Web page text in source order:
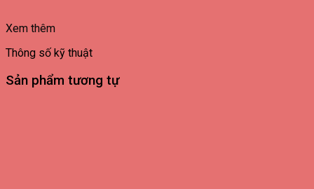
Xem thêm
Thông số kỹ thuật
Sản phẩm tương tự